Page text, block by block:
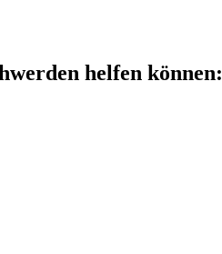
helfen können: